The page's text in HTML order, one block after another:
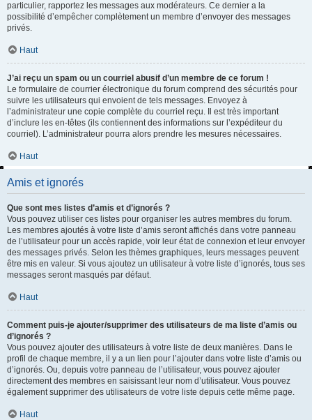
particulier, rapportez les messages aux modérateurs. Ce dernier a la
possibilité d’empêcher complètement un membre d’envoyer des messages
privés.
Haut
J’ai reçu un spam ou un courriel abusif d’un membre de ce forum !
Le formulaire de courrier électronique du forum comprend des sécurités pour
suivre les utilisateurs qui envoient de tels messages. Envoyez à
l’administrateur une copie complète du courriel reçu. Il est très important
d’inclure les en-têtes (ils contiennent des informations sur l’expéditeur du
courriel). L’administrateur pourra alors prendre les mesures nécessaires.
Haut
Amis et ignorés
Que sont mes listes d’amis et d’ignorés ?
Vous pouvez utiliser ces listes pour organiser les autres membres du forum.
Les membres ajoutés à votre liste d’amis seront affichés dans votre panneau
de l’utilisateur pour un accès rapide, voir leur état de connexion et leur envoyer
des messages privés. Selon les thèmes graphiques, leurs messages peuvent
être mis en valeur. Si vous ajoutez un utilisateur à votre liste d’ignorés, tous ses
messages seront masqués par défaut.
Haut
Comment puis-je ajouter/supprimer des utilisateurs de ma liste d’amis ou
d’ignorés ?
Vous pouvez ajouter des utilisateurs à votre liste de deux manières. Dans le
profil de chaque membre, il y a un lien pour l’ajouter dans votre liste d’amis ou
d’ignorés. Ou, depuis votre panneau de l’utilisateur, vous pouvez ajouter
directement des membres en saisissant leur nom d’utilisateur. Vous pouvez
également supprimer des utilisateurs de votre liste depuis cette même page.
Haut